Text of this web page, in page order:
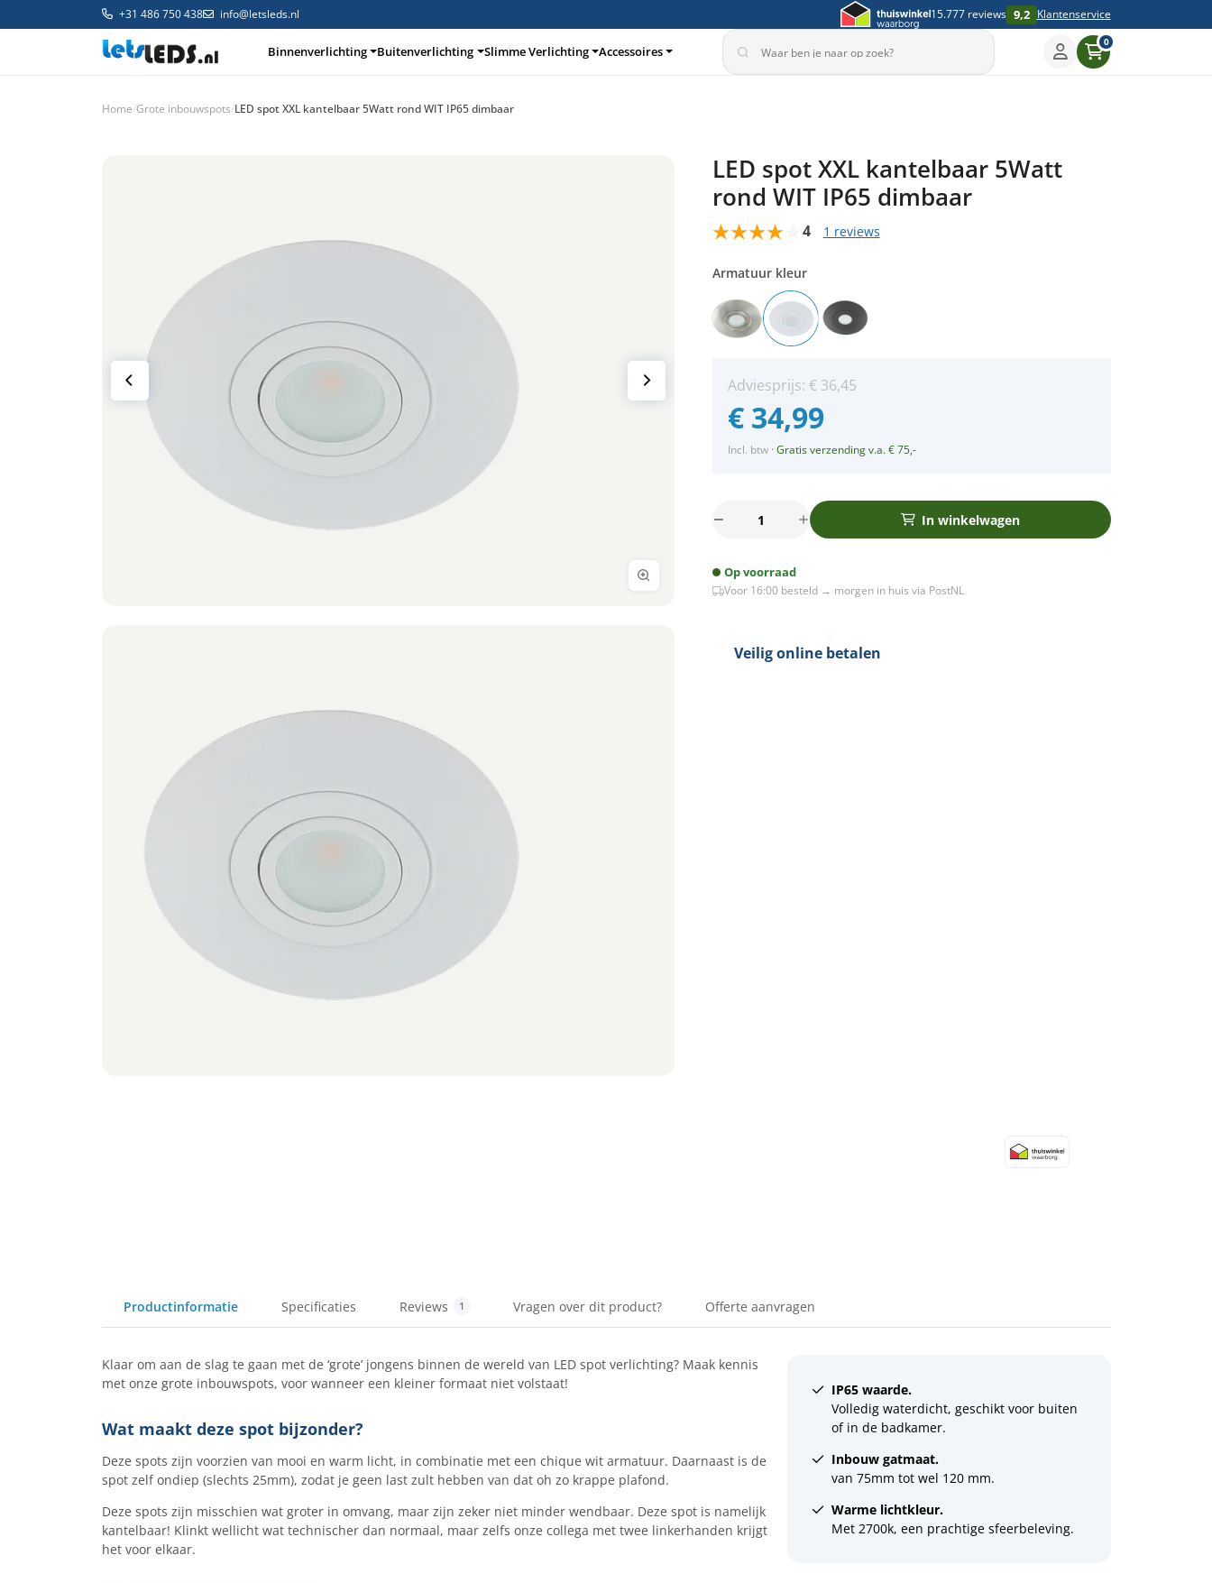
+31 486 750 438 info@letsleds.nl 15.777 reviews 9,2 Klantenservice
Binnenverlichting Buitenverlichting Slimme Verlichting Accessoires
0
Home/Grote inbouwspots/LED spot XXL kantelbaar 5Watt rond WIT IP65 dimbaar
LED spot XXL kantelbaar 5Watt
rond WIT IP65 dimbaar
4 1 reviews
Armatuur kleur
Adviesprijs:€ 36,45
€ 34,99
Incl. btw ·Gratis verzending v.a. € 75,-
kantelbaar
5Watt
IP65
In winkelwagen
Op voorraad
Voor 16:00 besteld → morgen in huis via PostNL
Veilig online betalen
Productinformatie Specificaties Reviews 1 Vragen over dit product? Offerte aanvragen
Klaar om aan de slag te gaan met de ‘grote’ jongens binnen de wereld van LED spot verlichting? Maak kennis
met onze grote inbouwspots, voor wanneer een kleiner formaat niet volstaat!
Wat maakt deze spot bijzonder?
Deze spots zijn voorzien van mooi en warm licht, in combinatie met een chique wit armatuur. Daarnaast is de
spot zelf ondiep (slechts 25mm), zodat je geen last zult hebben van dat oh zo krappe plafond.
Deze spots zijn misschien wat groter in omvang, maar zijn zeker niet minder wendbaar. Deze spot is namelijk
kantelbaar! Klinkt wellicht wat technischer dan normaal, maar zelfs onze collega met twee linkerhanden krijgt
het voor elkaar.
IP65 waarde.
Volledig waterdicht, geschikt voor buiten
of in de badkamer.
Inbouw gatmaat.
van 75mm tot wel 120 mm.
Warme lichtkleur.
Met 2700k, een prachtige sfeerbeleving.